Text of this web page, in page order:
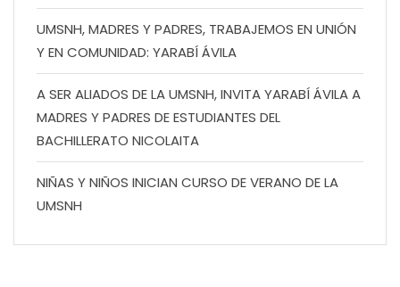
UMSNH, MADRES Y PADRES, TRABAJEMOS EN UNIÓN
Y EN COMUNIDAD: YARABÍ ÁVILA
A SER ALIADOS DE LA UMSNH, INVITA YARABÍ ÁVILA A
MADRES Y PADRES DE ESTUDIANTES DEL
BACHILLERATO NICOLAITA
NIÑAS Y NIÑOS INICIAN CURSO DE VERANO DE LA
UMSNH